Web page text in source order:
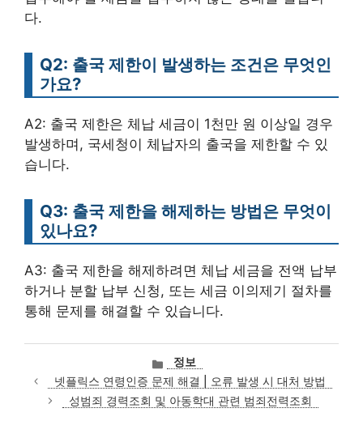
다.
Q2: 출국 제한이 발생하는 조건은 무엇인
가요?
A2: 출국 제한은 체납 세금이 1천만 원 이상일 경우
발생하며, 국세청이 체납자의 출국을 제한할 수 있
습니다.
Q3: 출국 제한을 해제하는 방법은 무엇이
있나요?
A3: 출국 제한을 해제하려면 체납 세금을 전액 납부
하거나 분할 납부 신청, 또는 세금 이의제기 절차를
통해 문제를 해결할 수 있습니다.
카
테
고
리
정보
넷플릭스 연령인증 문제 해결 | 오류 발생 시 대처 방법
성범죄 경력조회 및 아동학대 관련 범죄전력조회